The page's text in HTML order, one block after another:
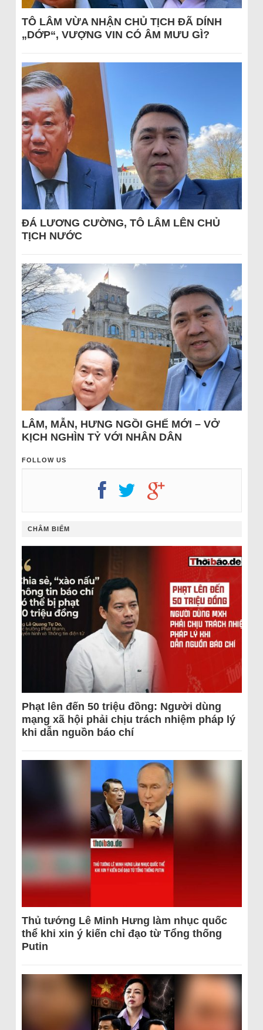
TÔ LÂM VỪA NHẬN CHỦ TỊCH ĐÃ DÍNH
„DỚP“, VƯỢNG VIN CÓ ÂM MƯU GÌ?
ĐÁ LƯƠNG CƯỜNG, TÔ LÂM LÊN CHỦ
TỊCH NƯỚC
LÂM, MẪN, HƯNG NGỒI GHẾ MỚI – VỞ
KỊCH NGHÌN TỶ VỚI NHÂN DÂN
FOLLOW US
CHÂM BIẾM
Phạt lên đến 50 triệu đồng: Người dùng
mạng xã hội phải chịu trách nhiệm pháp lý
khi dẫn nguồn báo chí
Thủ tướng Lê Minh Hưng làm nhục quốc
thể khi xin ý kiến chỉ đạo từ Tổng thống
Putin